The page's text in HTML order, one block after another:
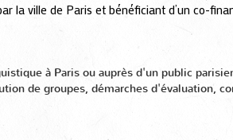
la ville de Paris et bénéficiant d’un co-
à Paris ou auprès d'un public
de groupes, démarches d'évaluation,